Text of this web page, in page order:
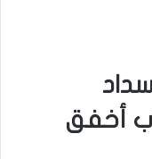
أخفق